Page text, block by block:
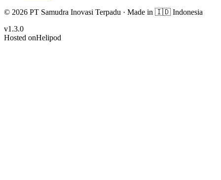
© 2026 PT Samudra Inovasi Terpadu · Made in 🇮🇩 Indonesia
v1.3.0
Hosted onHelipod